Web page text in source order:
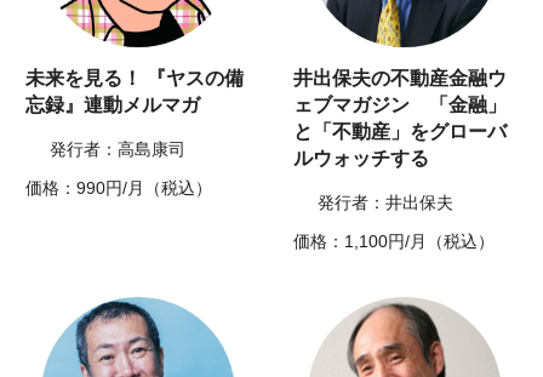
未来を見る！ 『ヤスの備
忘録』連動メルマガ
発行者：高島康司
価格：990円/月（税込）
井出保夫の不動産金融ウ
ェブマガジン 「金融」
と「不動産」をグローバ
ルウォッチする
発行者：井出保夫
価格：1,100円/月（税込）